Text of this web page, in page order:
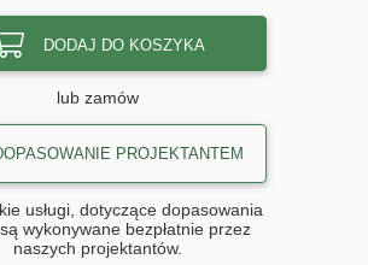
DODAJ DO KOSZYKA
lub zamów
PROJEKTANTEM
usługi, dotyczące dopasowania
wykonywane bezpłatnie przez
naszych projektantów.